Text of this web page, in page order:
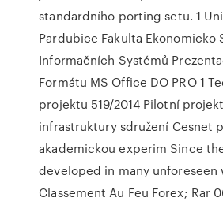
standardního porting setu. 1
Pardubice Fakulta Ekonomicko
Informačních Systémů
Formátu MS Office DO PRO 1
projektu 519/2014 Pilotní
infrastruktury sdružení Cesnet
akademickou experim Since
developed in many unforeseen
Classement Au Feu Forex; Rar